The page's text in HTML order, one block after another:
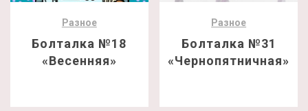
Разное
Болталка №18
«Весенняя»
Разное
Болталка №31
«Чернопятничная»